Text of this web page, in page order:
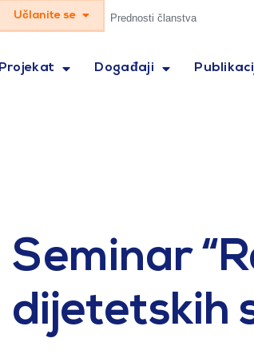
Učlanite se Prednosti članstva
Projekat Događaji
Seminar
dijetetskih